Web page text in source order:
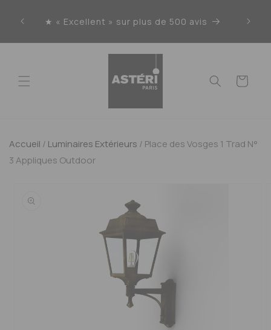
passer★ « Excellent » sur plus de 500 avis
Panier
Accueil / Luminaires Extérieurs / Place des Vosges 1 Trad N°
3 Appliques Outdoor
Passer aux
informations
OUVRIR
LE
MÉDIA
DANS